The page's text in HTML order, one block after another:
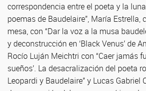
correspondencia entre el poeta y la
poemas de Baudelaire”, María Estrella,
mesa, con “Dar la voz a la musa
y deconstrucción en ‘Black Venus’ de
Rocío Luján Meichtri con “Caer jamás
sueños’. La desacralización del poeta
Leopardi y Baudelaire” y Lucas Gabriel